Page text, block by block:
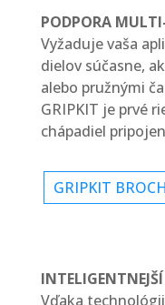
PODPORA
Vyžaduje vaša
dielov súčasne,
alebo pružnými
GRIPKIT je prvé
chápadiel
GRIPKIT
Vďaka